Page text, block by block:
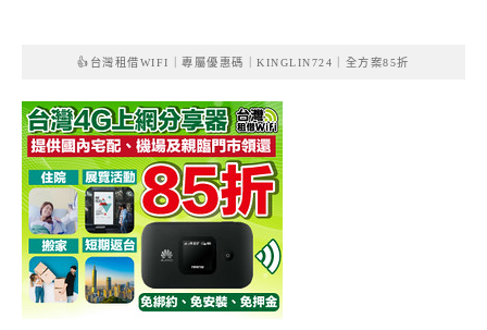
👍台灣租借WIFI｜專屬優惠碼｜KINGLIN724｜全方案85折